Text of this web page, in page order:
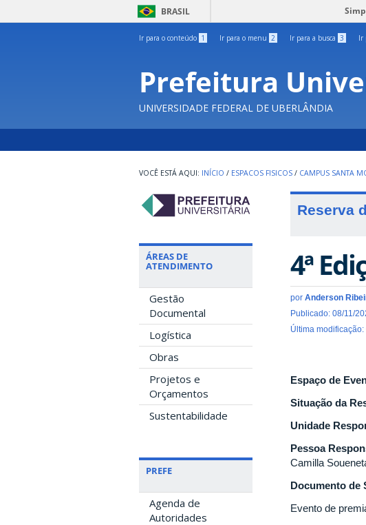
BRASIL
Ir para o conteúdo 1 Ir para o menu 2 Ir para a busca 3 Ir
Prefeitura
UNIVERSIDADE FEDERAL DE UBERLÂNDIA
INÍCIO / ESPACOS FISICOS / CAMPUS SANTA
ÁREAS DE
ATENDIMENTO
Gestão
Documental
Logística
Obras
Projetos e
Orçamentos
Sustentabilidade
PREFE
Agenda de
Autoridades
Reserva
4ª
por Anderson
Publicado: 08/11/
Última
Espaço de
Situação da
Unidade
Pessoa
Camilla
Documento de
Evento de